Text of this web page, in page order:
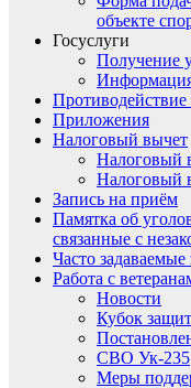
объекте
Госуслуги
Получение
Информация
Противодействие
Приложения
Налоговый вычет
Налоговый
Налоговый
Запись на приём
Памятка об
связанные с
Часто
Работа с
Новости
Кубок
СВО Ук-235
Меры